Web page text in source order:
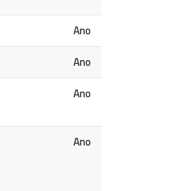
Ano
Ano
Ano
Ano